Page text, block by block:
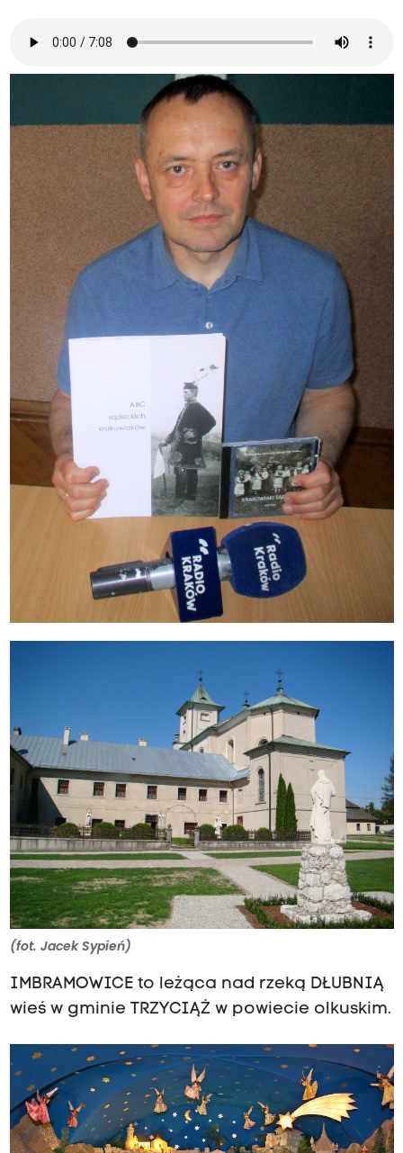
(fot. Jacek Sypień)
IMBRAMOWICE to leżąca nad rzeką DŁUBNIĄ
wieś w gminie TRZYCIĄŻ w powiecie olkuskim.